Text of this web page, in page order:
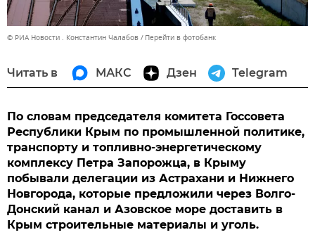
© РИА Новости . Константин Чалабов Перейти в фотобанк
Читать в МАКС Дзен Telegram
По словам председателя комитета Госсовета
Республики Крым по промышленной политике,
транспорту и топливно-энергетическому
комплексу Петра Запорожца, в Крыму
побывали делегации из Астрахани и Нижнего
Новгорода, которые предложили через Волго-
Донский канал и Азовское море доставить в
Крым строительные материалы и уголь.